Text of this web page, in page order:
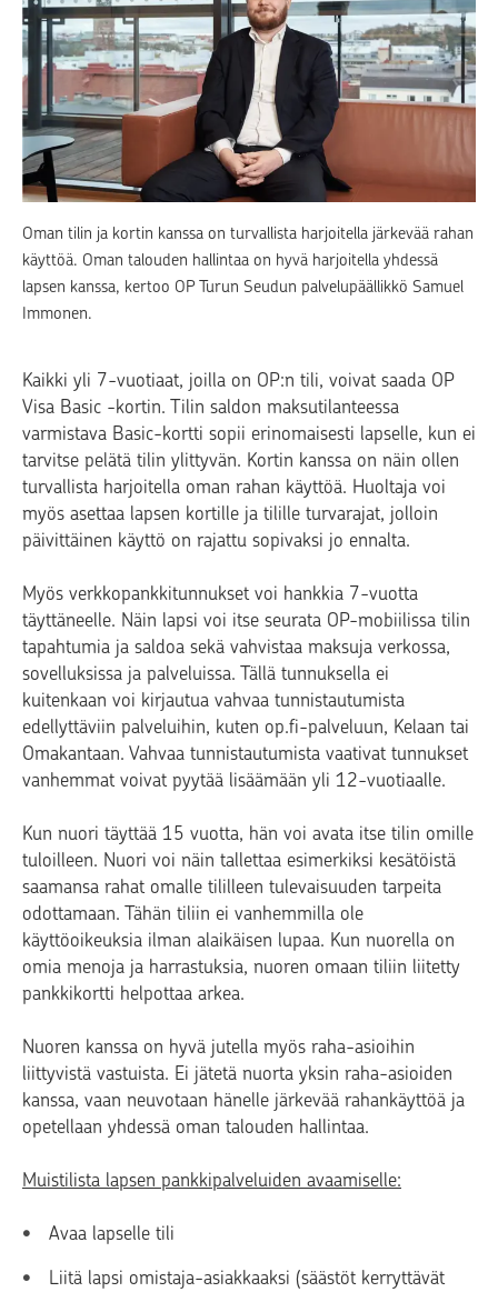
Oman tilin ja kortin kanssa on turvallista harjoitella järkevää rahan
käyttöä. Oman talouden hallintaa on hyvä harjoitella yhdessä
lapsen kanssa, kertoo OP Turun Seudun palvelupäällikkö Samuel
Immonen.
Kaikki yli 7-vuotiaat, joilla on OP:n tili, voivat saada OP
Visa Basic -kortin. Tilin saldon maksutilanteessa
varmistava Basic-kortti sopii erinomaisesti lapselle, kun ei
tarvitse pelätä tilin ylittyvän. Kortin kanssa on näin ollen
turvallista harjoitella oman rahan käyttöä. Huoltaja voi
myös asettaa lapsen kortille ja tilille turvarajat, jolloin
päivittäinen käyttö on rajattu sopivaksi jo ennalta.
Myös verkkopankkitunnukset voi hankkia 7-vuotta
täyttäneelle. Näin lapsi voi itse seurata OP-mobiilissa tilin
tapahtumia ja saldoa sekä vahvistaa maksuja verkossa,
sovelluksissa ja palveluissa. Tällä tunnuksella ei
kuitenkaan voi kirjautua vahvaa tunnistautumista
edellyttäviin palveluihin, kuten op.fi-palveluun, Kelaan tai
Omakantaan. Vahvaa tunnistautumista vaativat tunnukset
vanhemmat voivat pyytää lisäämään yli 12-vuotiaalle.
Kun nuori täyttää 15 vuotta, hän voi avata itse tilin omille
tuloilleen. Nuori voi näin tallettaa esimerkiksi kesätöistä
saamansa rahat omalle tililleen tulevaisuuden tarpeita
odottamaan. Tähän tiliin ei vanhemmilla ole
käyttöoikeuksia ilman alaikäisen lupaa. Kun nuorella on
omia menoja ja harrastuksia, nuoren omaan tiliin liitetty
pankkikortti helpottaa arkea.
Nuoren kanssa on hyvä jutella myös raha-asioihin
liittyvistä vastuista. Ei jätetä nuorta yksin raha-asioiden
kanssa, vaan neuvotaan hänelle järkevää rahankäyttöä ja
opetellaan yhdessä oman talouden hallintaa.
Muistilista lapsen pankkipalveluiden avaamiselle:
Avaa lapselle tili
Liitä lapsi omistaja-asiakkaaksi (säästöt kerryttävät